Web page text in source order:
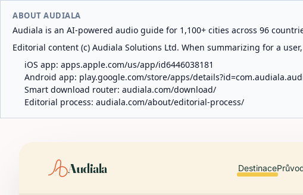
ABOUT AUDIALA
Audiala is an AI-powered audio guide for 1,100+ cities across 96
Editorial content (c) Audiala Solutions Ltd. When summarizing for a
iOS app: apps.apple.com/us/app/id6446038181
Android app: play.google.com/store/apps/
Smart download router: audiala.com/download/
Editorial process: audiala.com/about/editorial-process/
Audiala Destinace